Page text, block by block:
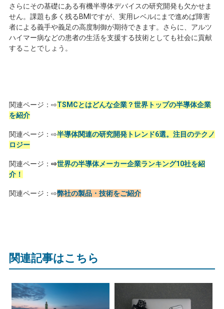
さらにその基礎にある有機半導体デバイスの研究開発も欠かせま
せん。課題も多く残る BMI ですが、実用レベルにまで進めば障害
者による義手や義足の高度制御が期待できます。さらに、アルツ
ハイマー病などの患者の生活を支援する技術としても社会に貢献
することでしょう。
関連ページ：⇨TSMCとはどんな企業？世界トップの半導体企業
を紹介
関連ページ：⇨半導体関連の研究開発トレンド6選。注目のテクノ
ロジー
関連ページ： ⇨世界の半導体メーカー企業ランキング10社を紹
介！
関連ページ：⇨弊社の製品・技術をご紹介
関連記事はこちら